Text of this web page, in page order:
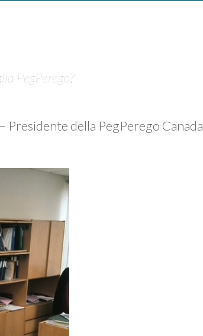
PegPerego?
della PegPerego Canada